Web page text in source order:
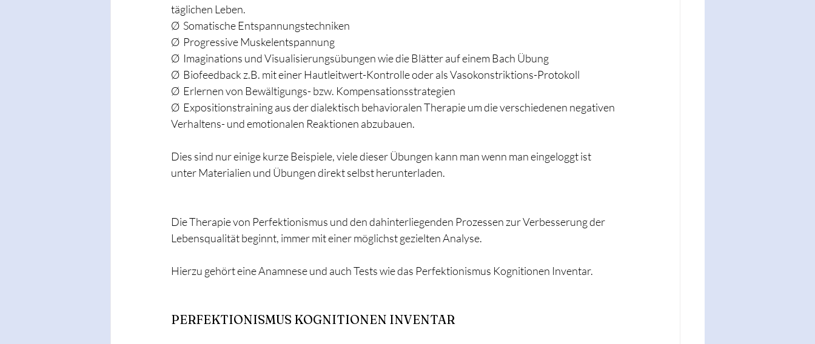
täglichen Leben.
Ø  Somatische Entspannungstechniken
Ø  Progressive Muskelentspannung
Ø  Imaginations und Visualisierungsübungen wie die Blätter auf einem Bach Übung
Ø  Biofeedback z.B. mit einer Hautleitwert-Kontrolle oder als Vasokonstriktions-Protokoll
Ø  Erlernen von Bewältigungs- bzw. Kompensationsstrategien
Ø  Expositionstraining aus der dialektisch behavioralen Therapie um die verschiedenen negativen
Verhaltens- und emotionalen Reaktionen abzubauen.
Dies sind nur einige kurze Beispiele, viele dieser Übungen kann man wenn man eingeloggt ist
unter Materialien und Übungen direkt selbst herunterladen.
Die Therapie von Perfektionismus und den dahinterliegenden Prozessen zur Verbesserung der
Lebensqualität beginnt, immer mit einer möglichst gezielten Analyse.
Hierzu gehört eine Anamnese und auch Tests wie das Perfektionismus Kognitionen Inventar.
PERFEKTIONISMUS KOGNITIONEN INVENTAR